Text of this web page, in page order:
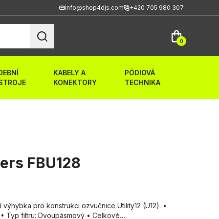
info@shop4djs.com +420 705 980 307
0
KABELY A
KONEKTORY
PÓDIOVÁ
TECHNIKA
FBU128
výhybka pro konstrukci ozvučnice Utility12 (U12). •
Typ filtru: Dvoupásmový • Celkové…